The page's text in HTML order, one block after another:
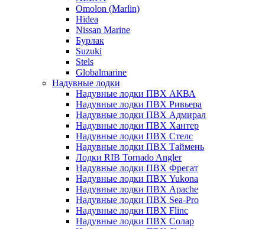
Omolon (Marlin)
Hidea
Nissan Marine
Бурлак
Suzuki
Stels
Globalmarine
Надувные лодки
Надувные лодки ПВХ АКВА
Надувные лодки ПВХ Ривьера
Надувные лодки ПВХ Адмирал
Надувные лодки ПВХ Хантер
Надувные лодки ПВХ Стелс
Надувные лодки ПВХ Таймень
Лодки RIB Tornado Angler
Надувные лодки ПВХ Фрегат
Надувные лодки ПВХ Yukona
Надувные лодки ПВХ Apache
Надувные лодки ПВХ Sea-Pro
Надувные лодки ПВХ Flinc
Надувные лодки ПВХ Солар